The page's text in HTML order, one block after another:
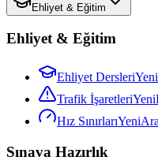
Ehliyet & Eğitim
Ehliyet & Eğitim
Ehliyet DersleriYeni
Trafik İşaretleriYeni
Hız SınırlarıYeni
Sınava Hazırlık